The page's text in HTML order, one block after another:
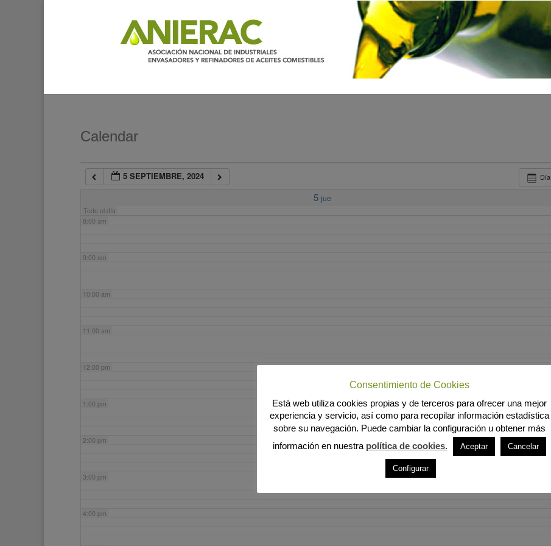
Calendar
Día
5 SEPTIEMBRE, 2024
5 jue
Todo el día
7:00 am
8:00 am
9:00 am
10:00 am
11:00 am
12:00 pm
1:00 pm
2:00 pm
3:00 pm
4:00 pm
Consentimiento de Cookies
Está web utiliza cookies propias y de terceros para ofrecer una mejor
experiencia y servicio, así como para recopilar información estadística
sobre su navegación. Puede cambiar la configuración u obtener más
información en nuestra política de cookies. Aceptar Cancelar
Configurar